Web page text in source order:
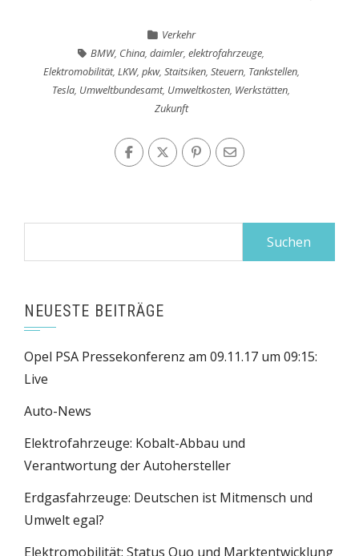
Verkehr
BMW, China,daimler,elektrofahrzeuge,
Elektromobilität, LKW, pkw, Staitsiken, Steuern, Tankstellen,
Tesla, Umweltbundesamt, Umweltkosten, Werkstätten,
Zukunft
NEUESTE BEITRÄGE
Opel PSA Pressekonferenz am 09.11.17 um 09:15:
Live
Auto-News
Elektrofahrzeuge: Kobalt-Abbau und
Verantwortung der Autohersteller
Erdgasfahrzeuge: Deutschen ist Mitmensch und
Umwelt egal?
Elektromobilität: Status Quo und Marktentwicklung